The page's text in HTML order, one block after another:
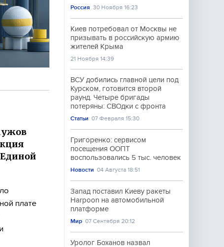
плате
Россия 30 Ноября 16:23
Киев потребовал от Москвы не
призывать в российскую армию
жителей Крыма
21 Ноября 14:39
ВСУ добились главной цели под
Курском, готовится второй
раунд. Четыре бригады
потеряны: СВОдки с фронта
Статьи 07 Февраля 15:30
Григоренко: сервисом
посещения ООПТ
воспользовались 5 тыс. человек
Новости 04 Августа 18:51
Запад поставил Киеву ракеты
Harpoon на автомобильной
платформе
Мир 07 Сентября 20:12
Уролог Боханов назвал